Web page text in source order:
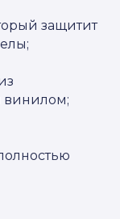
защитит
винилом;